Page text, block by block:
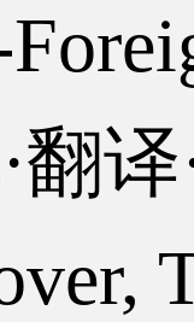
翻